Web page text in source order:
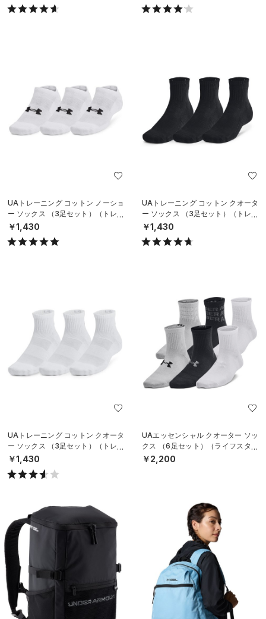
UAトレーニング コットン ノーショ
ー ソックス （3足セット）（トレー
ニング/UNISEX）
￥1,430
UAトレーニング コットン クオータ
ー ソックス （3足セット）（トレー
ニング/UNISEX）
￥1,430
UAトレーニング コットン クオータ
ー ソックス （3足セット）（トレー
ニング/UNISEX）
￥1,430
UAエッセンシャル クオーター ソッ
クス （6足セット）（ライフスタイ
ル/KIDS）
￥2,200